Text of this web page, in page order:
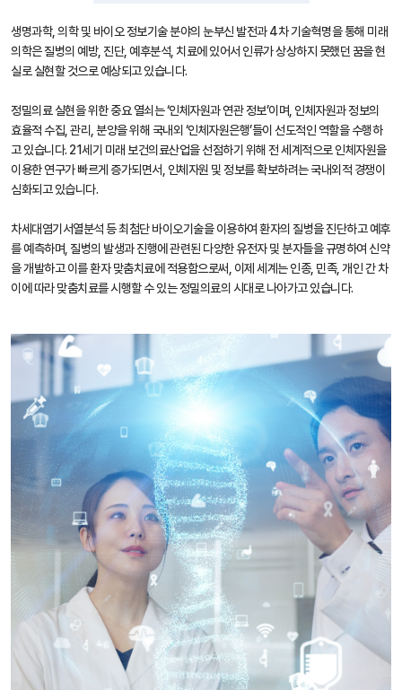
생명과학, 의학 및 바이오 정보기술 분야의 눈부신 발전과 4차 기술혁명을 통해 미래
의학은 질병의 예방, 진단, 예후분석, 치료에 있어서 인류가 상상하지 못했던 꿈을 현
실로 실현할 것으로 예상되고 있습니다.
정밀의료 실현을 위한 중요 열쇠는 ‘인체자원과 연관 정보’이며, 인체자원과 정보의
효율적 수집, 관리, 분양을 위해 국내외 ‘인체자원은행’들이 선도적인 역할을 수행하
고 있습니다. 21세기 미래 보건의료산업을 선점하기 위해 전 세계적으로 인체자원을
이용한 연구가 빠르게 증가되면서, 인체자원 및 정보를 확보하려는 국내외적 경쟁이
심화되고 있습니다.
차세대염기서열분석 등 최첨단 바이오기술을 이용하여 환자의 질병을 진단하고 예후
를 예측하며, 질병의 발생과 진행에 관련된 다양한 유전자 및 분자들을 규명하여 신약
을 개발하고 이를 환자 맞춤치료에 적용함으로써, 이제 세계는 인종, 민족, 개인 간 차
이에 따라 맞춤치료를 시행할 수 있는 정밀의료의 시대로 나아가고 있습니다.